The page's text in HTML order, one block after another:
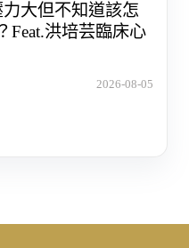
力大但不知道該怎
Feat.洪培芸臨床心
2026-08-05